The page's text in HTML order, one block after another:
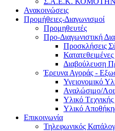
Ανακοινώσεις
Προμήθειες-Διαγωνισμοί
Προμηθευτές
Προ-Διαγωνιστική
Προσκλήσεις
Διαβούλευση
Έρευνα Αγοράς -
Υγειονομικό
Αναλώσιμο/
Υλικό
Υλικό
Επικοινωνία
Τηλεφωνικός